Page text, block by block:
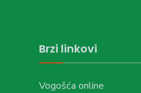
Brzi linkovi
Vogošća online